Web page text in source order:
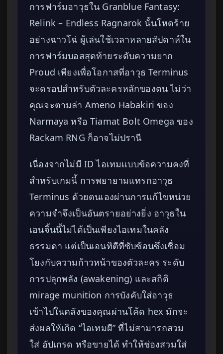
การฟาร์มอาวุธใน Granblue Fantasy:
Relink – Endless Ragnarok นั้นโหดร้าย
อย่างฉาวโฉ่ ผู้เล่นใช้เวลาหลายสัปดาห์ใน
การฟาร์มบอสสุดท้ายระดับความยาก
Proud เพียงเพื่อโอกาสที่อาวุธ Terminus
จะดรอปสำหรับตัวละครหลักของตน ไม่ว่า
คุณจะตามล่า Ameno Habakiri ของ
Narmaya หรือ Tiamat Bolt Omega ของ
Rackam RNG ก็อาจไม่ปรานี
เนื่องจากไม่มี ID ไอเทมแบบข้อความคงที่
สำหรับเกมนี้ การพยายามแทรกอาวุธ
Terminus ด้วยตนเองผ่านการแก้ไขหน่วย
ความจำจึงเป็นอันตรายอย่างยิ่ง อาวุธใน
เอนจิ้นนี้ไม่ได้เป็นเพียงไอเทมในคลัง
ธรรมดา แต่เป็นเอนทิตีที่ซับซ้อนซึ่งเชื่อม
โยงกับความก้าวหน้าของตัวละคร ระดับ
การปลุกพลัง (awakening) และสถิติ
mirage munition การบังคับใส่อาวุธ
เข้าไปในคลังของคุณผ่านโค้ด hex มักจะ
ส่งผลให้เกิด “ไอเทมผี” ที่ไม่สามารถสวม
ใส่ อัปเกรด หรือขายได้ ทำให้ช่องสวมใส่